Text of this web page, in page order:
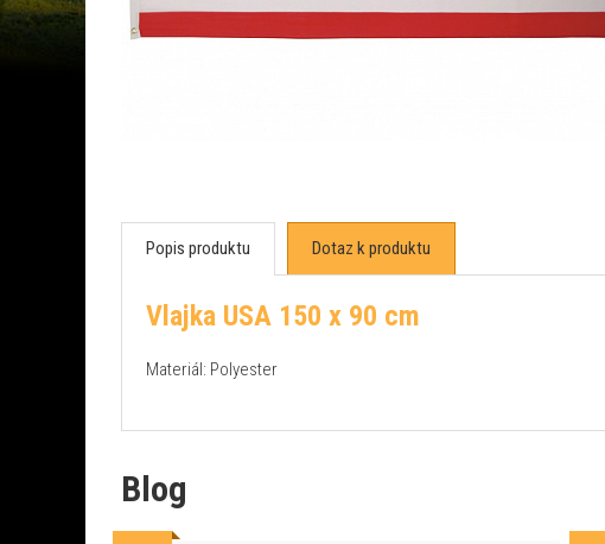
Popis produktu Dotaz k produktu
Vlajka USA 150 x 90 cm
Materiál: Polyester
Blog